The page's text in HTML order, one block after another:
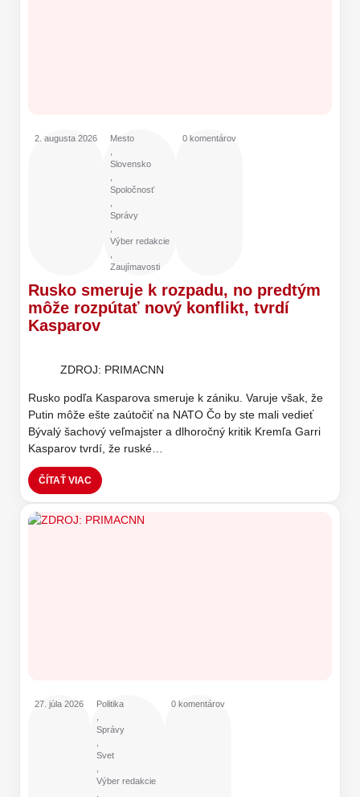
2. augusta 2026
Mesto
Slovensko
Spoločnosť
Správy
Výber redakcie
Zaujímavosti
0 komentárov
Rusko smeruje k rozpadu, no predtým
môže rozpútať nový konflikt, tvrdí
Kasparov
ZDROJ: PRIMACNN
Rusko podľa Kasparova smeruje k zániku. Varuje však, že
Putin môže ešte zaútočiť na NATO Čo by ste mali vedieť
Bývalý šachový veľmajster a dlhoročný kritik Kremľa Garri
Kasparov tvrdí, že ruské…
ČÍTAŤ VIAC
27. júla 2026
Politika
Správy
Svet
Výber redakcie
0 komentárov